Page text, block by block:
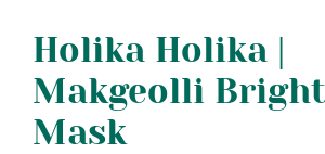
Holika Holika |
Makgeolli
Mask